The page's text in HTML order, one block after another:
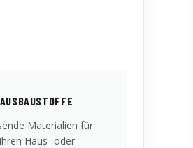
AUSBAUSTOFFE
Materialien für
Ihren Haus- oder